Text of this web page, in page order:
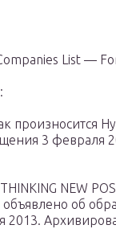
List —
произносится
3 февраля
NEW
об
2013.